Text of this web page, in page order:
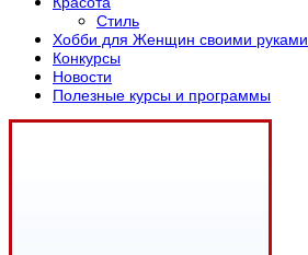
Стиль
Хобби для Женщин своими руками
Конкурсы
Новости
Полезные курсы и программы